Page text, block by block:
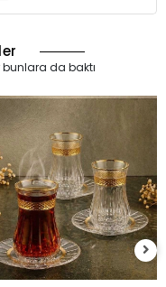
bunlara da baktı